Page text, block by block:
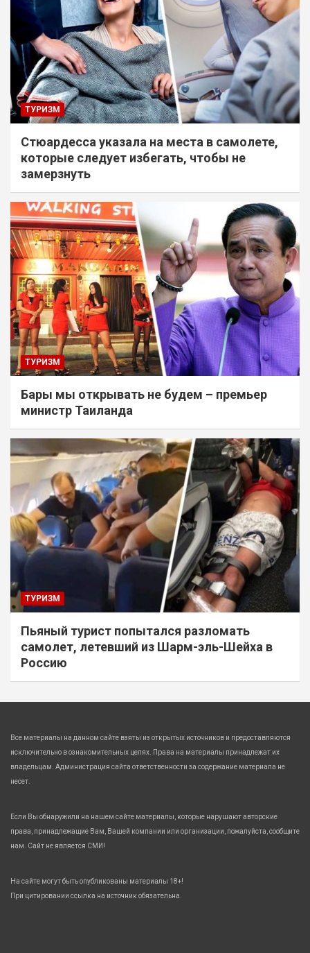
ТУРИЗМ
Стюардесса указала на места в самолете,
которые следует избегать, чтобы не
замерзнуть
ТУРИЗМ
Бары мы открывать не будем – премьер
министр Таиланда
ТУРИЗМ
Пьяный турист попытался разломать
самолет, летевший из Шарм-эль-Шейха в
Россию
Все материалы на данном сайте взяты из открытых источников и предоставляются
исключительно в ознакомительных целях. Права на материалы принадлежат их
владельцам. Администрация сайта ответственности за содержание материала не
несет.
Если Вы обнаружили на нашем сайте материалы, которые нарушают авторские
права, принадлежащие Вам, Вашей компании или организации, пожалуйста, сообщите
нам. Сайт не является СМИ!
На сайте могут быть опубликованы материалы 18+!
При цитировании ссылка на источник обязательна.